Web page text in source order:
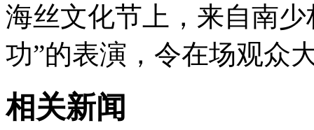
海丝文化节上，来自南
功”的表演，令在场观众
相关新闻